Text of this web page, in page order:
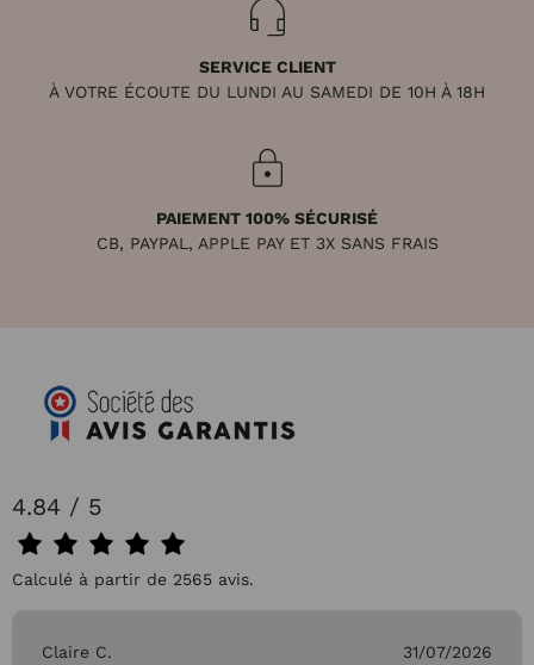
SERVICE CLIENT
À VOTRE ÉCOUTE DU LUNDI AU SAMEDI DE 10H À 18H
PAIEMENT 100% SÉCURISÉ
CB, PAYPAL, APPLE PAY ET 3X SANS FRAIS
4.84 / 5
Calculé à partir de 2565 avis.
Pascale P. 26/07/2026